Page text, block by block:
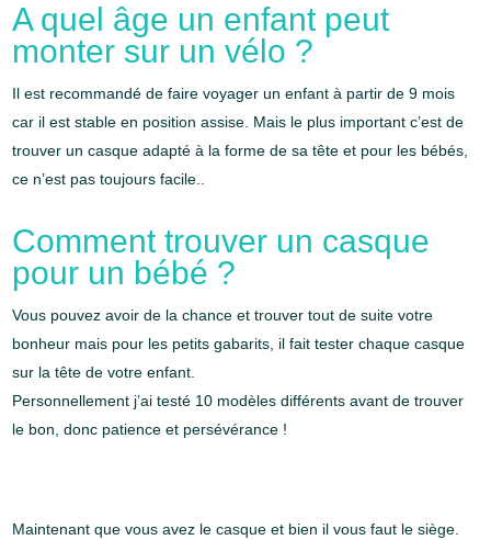
A quel âge un enfant peut
monter sur un vélo ?
Il est recommandé de faire voyager un enfant à partir de 9 mois
car il est stable en position assise. Mais le plus important c’est de
trouver un casque adapté à la forme de sa tête et pour les bébés,
ce n’est pas toujours facile..
Comment trouver un casque
pour un bébé ?
Vous pouvez avoir de la chance et trouver tout de suite votre
bonheur mais pour les petits gabarits, il fait tester chaque casque
sur la tête de votre enfant.
Personnellement j’ai testé 10 modèles différents avant de trouver
le bon, donc patience et persévérance !
Maintenant que vous avez le casque et bien il vous faut le siège.